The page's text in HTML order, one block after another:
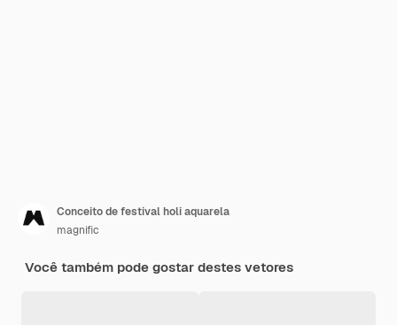
Conceito de festival holi aquarela
magnific
Você também pode gostar destes vetores